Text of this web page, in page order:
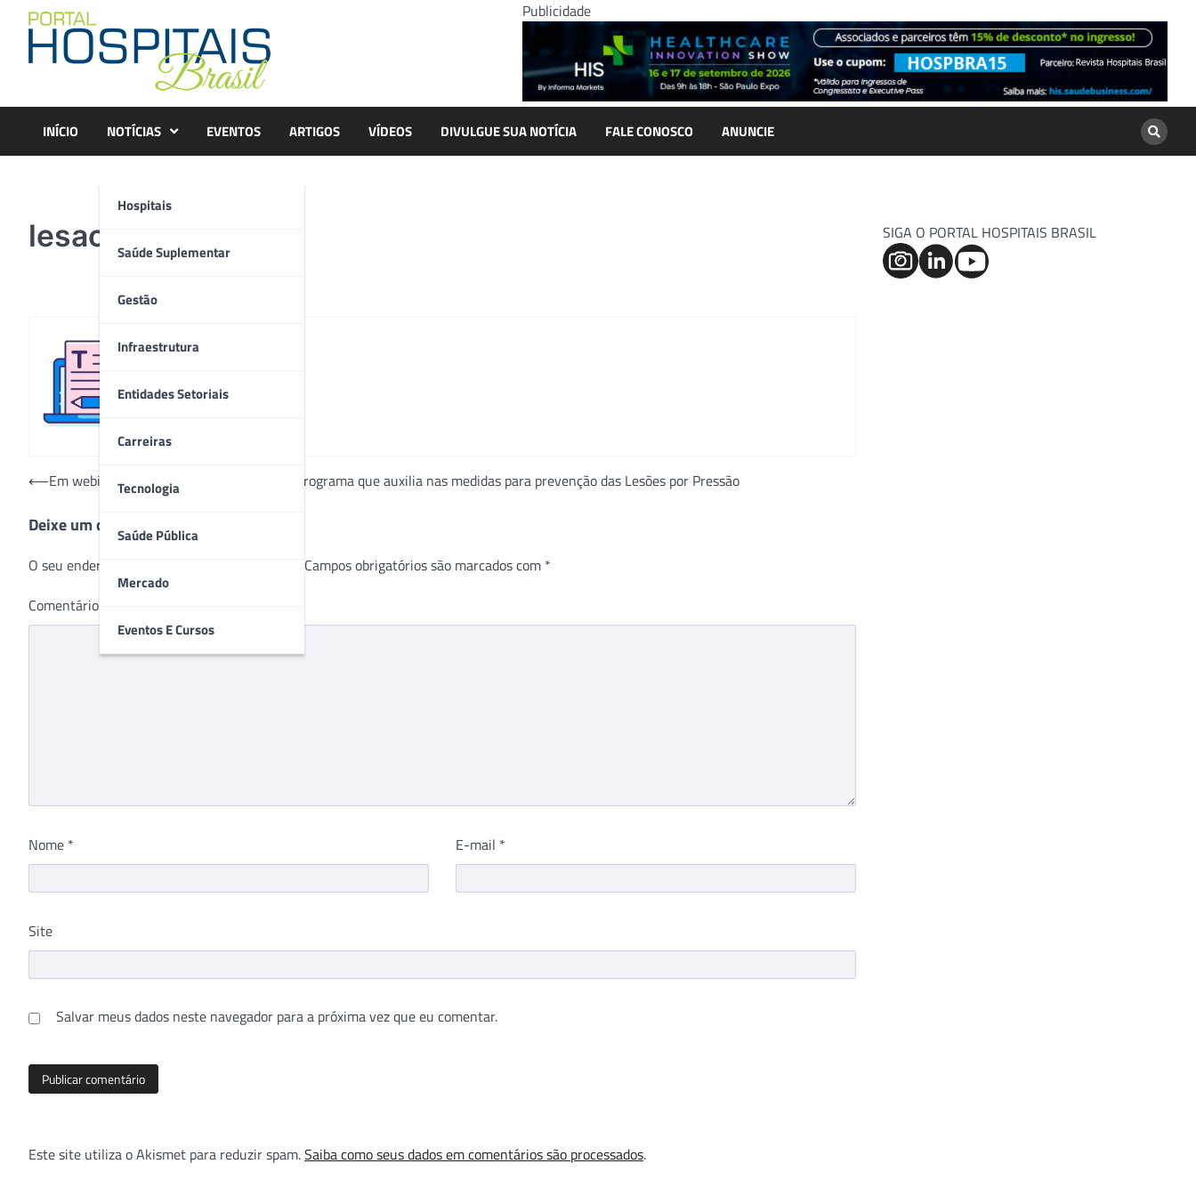
content
Publicidade
INÍCIO NOTÍCIAS
Hospitais
Saúde Suplementar
Gestão
Infraestrutura
Entidades Setoriais
Carreiras
Tecnologia
Saúde Pública
Mercado
Eventos E Cursos
EVENTOS ARTIGOS VÍDEOS DIVULGUE SUA NOTÍCIA FALE CONOSCO ANUNCIE
lesao-por-pressao
Navegação
Post
⟵Em webinar exclusivo, Mölnlycke aborda programa que auxilia nas medidas para prevenção das Lesões por Pressão
Deixe um comentário
O seu endereço de e-mail não será publicado. Campos obrigatórios são marcados com *
Comentário
Nome * E-mail *
Site
Salvar meus dados neste navegador para a próxima vez que eu comentar.
Este site utiliza o Akismet para reduzir spam.Saiba como seus dados em comentários são processados.
SIGA O PORTAL HOSPITAIS BRASIL